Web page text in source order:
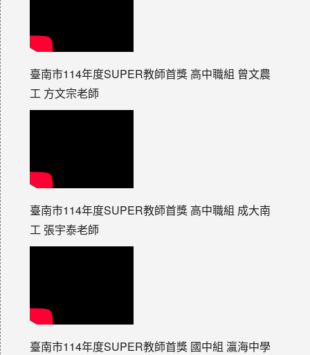
臺南市114年度SUPER教師首獎 高中職組 曾文農
工 方文宗老師
臺南市114年度SUPER教師首獎 高中職組 成大南
工 張宇泰老師
臺南市114年度SUPER教師首獎 國中組 瀛海中學